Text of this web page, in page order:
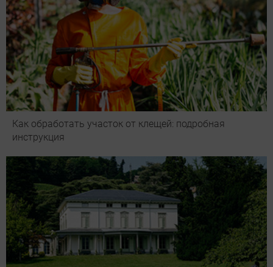
Как обработать участок от клещей: подробная
инструкция